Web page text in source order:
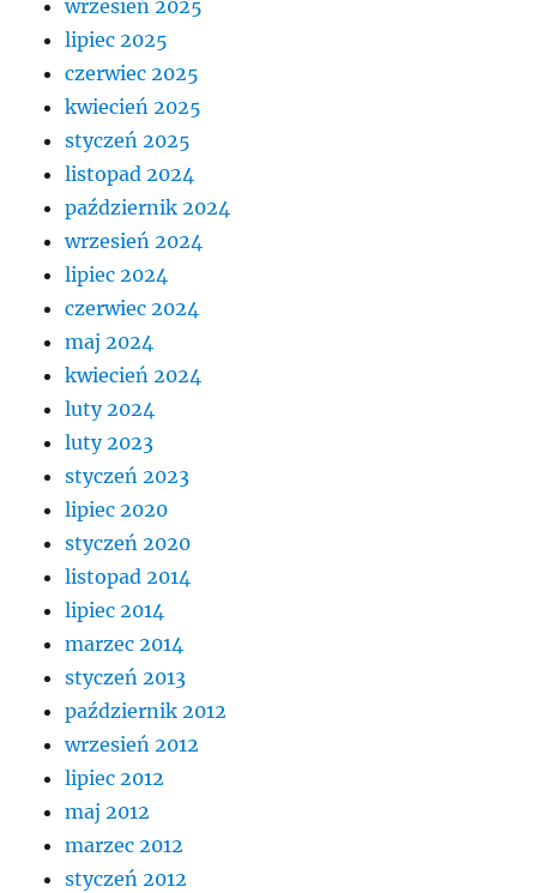
wrzesień 2025
lipiec 2025
czerwiec 2025
kwiecień 2025
styczeń 2025
listopad 2024
październik 2024
wrzesień 2024
lipiec 2024
czerwiec 2024
maj 2024
kwiecień 2024
luty 2024
luty 2023
styczeń 2023
lipiec 2020
styczeń 2020
listopad 2014
lipiec 2014
marzec 2014
styczeń 2013
październik 2012
wrzesień 2012
lipiec 2012
maj 2012
marzec 2012
styczeń 2012